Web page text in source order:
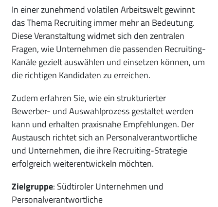
In einer zunehmend volatilen Arbeitswelt gewinnt
das Thema Recruiting immer mehr an Bedeutung.
Diese Veranstaltung widmet sich den zentralen
Fragen, wie Unternehmen die passenden Recruiting-
Kanäle gezielt auswählen und einsetzen können, um
die richtigen Kandidaten zu erreichen.
Zudem erfahren Sie, wie ein strukturierter
Bewerber- und Auswahlprozess gestaltet werden
kann und erhalten praxisnahe Empfehlungen. Der
Austausch richtet sich an Personalverantwortliche
und Unternehmen, die ihre Recruiting-Strategie
erfolgreich weiterentwickeln möchten.
Zielgruppe: Südtiroler Unternehmen und
Personalverantwortliche